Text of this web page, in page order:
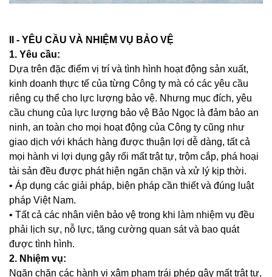
II - YÊU CẦU VÀ NHIỆM VỤ BẢO VỆ
1. Yêu cầu:
Dựa trên đặc điểm vị trí và tình hình hoạt động sản xuất,
kinh doanh thực tế của từng Công ty mà có các yêu cầu
riêng cụ thể cho lực lượng bảo vệ. Nhưng mục đích, yêu
cầu chung của lực lượng bảo vệ Bảo Ngọc là đảm bảo an
ninh, an toàn cho mọi hoạt động của Công ty cũng như
giao dịch với khách hàng được thuận lợi dễ dàng, tất cả
mọi hành vi lợi dụng gây rối mất trật tự, trộm cắp, phá hoại
tài sản đều được phát hiện ngăn chặn và xử lý kịp thời.
• Áp dụng các giải pháp, biện pháp cần thiết và đúng luật
pháp Việt Nam.
• Tất cả các nhân viên bảo vệ trong khi làm nhiệm vụ đều
phải lịch sự, nỗ lực, tăng cường quan sát và bao quát
được tình hình.
2. Nhiệm vụ:
Ngăn chặn các hành vi xâm phạm trái phép gây mất trật tự,